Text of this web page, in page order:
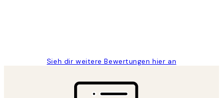
Sieh dir weitere Bewertungen hier an